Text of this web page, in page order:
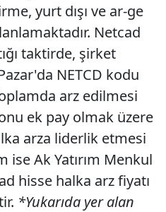
yurt dışı ve ar-ge
Netcad
taktirde, şirket
NETCD kodu
arz edilmesi
ek pay olmak üzere
arza liderlik etmesi
ise Ak Yatırım Menkul
hisse halka arz fiyatı
*Yukarıda yer alan